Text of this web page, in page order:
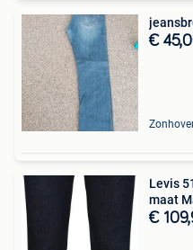
€
Levis
maat
€